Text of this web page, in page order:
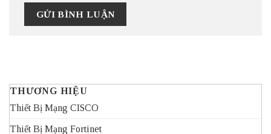
THƯƠNG HIỆU
Thiết Bị Mạng CISCO
Thiết Bị Mạng Fortinet